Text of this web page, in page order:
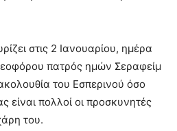
στις 2 Ιανουαρίου, ημέρα
πατρός ημών Σεραφείμ
του Εσπερινού όσο
είναι πολλοί οι προσκυνητές
του.